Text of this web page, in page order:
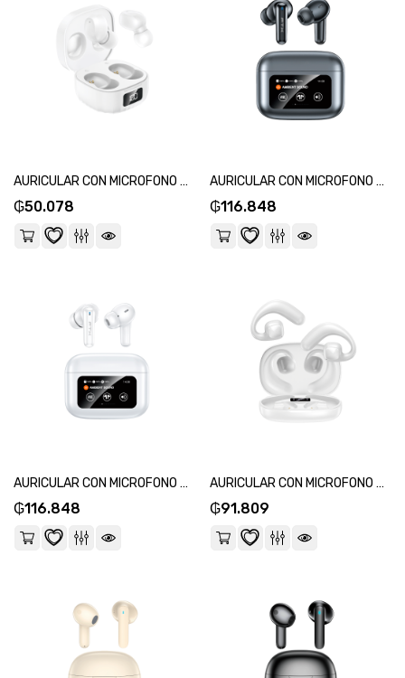
AURICULAR CON MICROFONO FTX E27-WH BT/MIC/IPX4 BLANCO-SKU:124522
₲50.078
AURICULAR CON MICROFONO FTX E56L-GY BT/MIC/ANC/TOUCH/IPX6 GRIS C/PANT LED-SKU:124683
₲116.848
AURICULAR CON MICROFONO FTX E56L-WH BT/MIC/ANC/TOUCH/IPX6 BLANCO C/PANT LED-SKU:124690
₲116.848
AURICULAR CON MICROFONO FTX E60-WH BT/MIC/TOUCH/IPX4 BLANCO-SKU:124676
₲91.809